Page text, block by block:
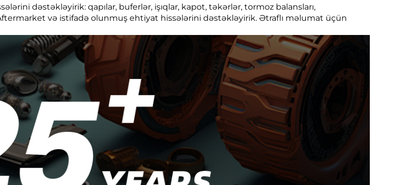
dəstəkləyirik: qapılar, buferlər, işıqlar, kapot, təkərlər, tormoz balansları,
və istifadə olunmuş ehtiyat hissələrini dəstəkləyirik. Ətraflı məlumat üçün